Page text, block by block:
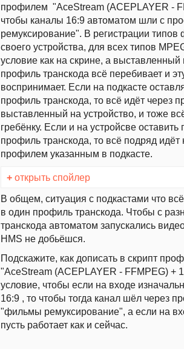
профилем "AceStream (ACEPLAYER -
чтобы каналы 16:9 автоматом шли с
ремуксирование". В регистрации типов
своего устройства, для всех типов
условие как на скрине, а выставленный
профиль транскода всё перебивает и
воспринимает. Если на подкасте
профиль транскода, то всё идёт через
выставленный на устройство, и тоже
гребёнку. Если и на устройсве оставить
профиль транскода, то всё подряд идёт
профилем указанным в подкасте.
+ открыть спойлер
В общем, ситуация с подкастами что
в один профиль транскода. Чтобы с
транскода автоматом запускались
HMS не добьёшся.
Подскажите, как дописать в скрипт
"AceStream (ACEPLAYER - FFMPEG) +
условие, чтобы если на входе
16:9 , то чтобы тогда канал шёл через
"фильмы ремуксирование", а если на
пусть работает как и сейчас.